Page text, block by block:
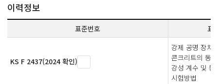
이력정보
표준번호 표
KS F 2437(2024 확인)
강제 공명 장치
콘크리트의 동
강성 계수 및 동
시험방법